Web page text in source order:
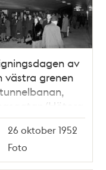
av
västra grenen
Hötorget
av och på
vid
26 oktober 1952
Foto